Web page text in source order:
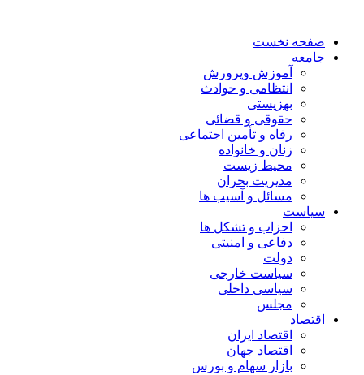
صفحه نخست
جامعه
آموزش وپرورش
انتظامی و حوادث
بهزیستی
حقوقی و قضائی
رفاه و تأمین اجتماعی
زنان و خانواده
محیط زیست
مدیریت بحران
مسائل و آسیب ها
سیاست
احزاب و تشکل ها
دفاعی و امنیتی
دولت
سیاست خارجی
سیاسی داخلی
مجلس
اقتصاد
اقتصاد ایران
اقتصاد جهان
بازار سهام و بورس